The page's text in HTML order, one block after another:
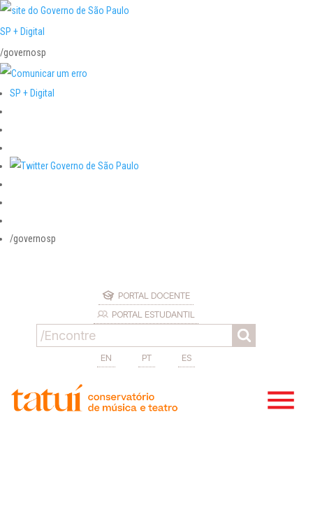
SP + Digital
/governosp
SP + Digital
/governosp
PORTAL DOCENTE
PORTAL ESTUDANTIL
EN PT ES